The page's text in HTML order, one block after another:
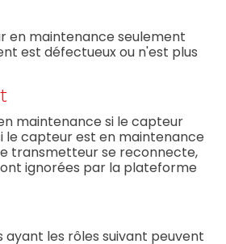
en maintenance seulement
est défectueux ou n'est plus
maintenance si le capteur
le capteur est en maintenance
transmetteur se reconnecte,
ignorées par la plateforme
ayant les rôles suivant peuvent